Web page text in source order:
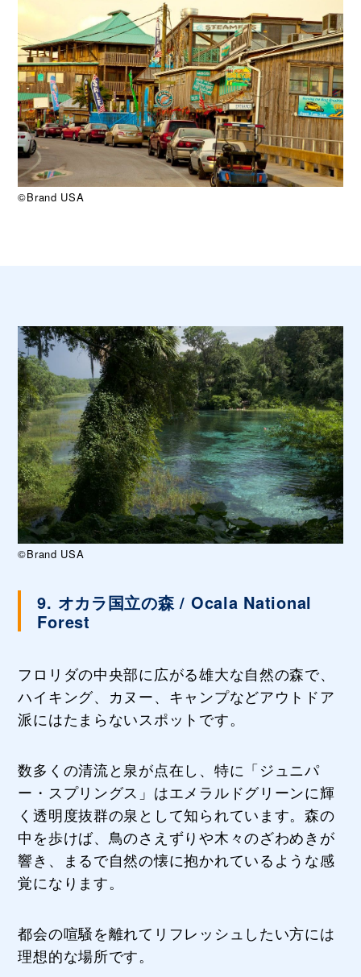
©Brand USA
©Brand USA
9. オカラ国立の森 / Ocala National
Forest
フロリダの中央部に広がる雄大な自然の森で、
ハイキング、カヌー、キャンプなどアウトドア
派にはたまらないスポットです。
数多くの清流と泉が点在し、特に「ジュニパ
ー・スプリングス」はエメラルドグリーンに輝
く透明度抜群の泉として知られています。森の
中を歩けば、鳥のさえずりや木々のざわめきが
響き、まるで自然の懐に抱かれているような感
覚になります。
都会の喧騒を離れてリフレッシュしたい方には
理想的な場所です。